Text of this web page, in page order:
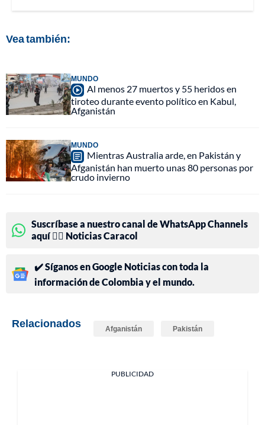
Vea también:
MUNDO
Al menos 27 muertos y 55 heridos en
tiroteo durante evento político en Kabul,
Afganistán
MUNDO
Mientras Australia arde, en Pakistán y
Afganistán han muerto unas 80 personas por
crudo invierno
Suscríbase a nuestro canal de WhatsApp Channels
aquí 👉🏻 Noticias Caracol
✔️ Síganos en Google Noticias con toda la
información de Colombia y el mundo.
Relacionados Afganistán Pakistán
PUBLICIDAD